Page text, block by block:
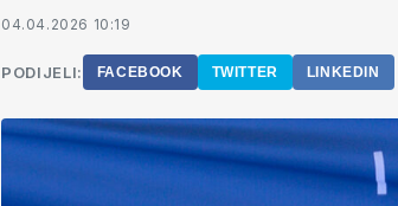
04.04.2026 10:19
PODIJELI: FACEBOOK TWITTER LINKEDIN